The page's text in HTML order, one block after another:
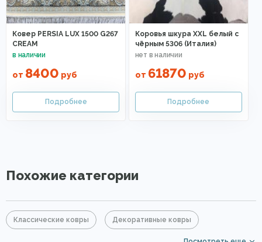
Ковер PERSIA LUX 1500 G267
CREAM
от 8400 руб
Коровья шкура XXL белый с
чёрным 5306 (Италия)
от 61870 руб
Похожие категории
Классические ковры Декоративные ковры